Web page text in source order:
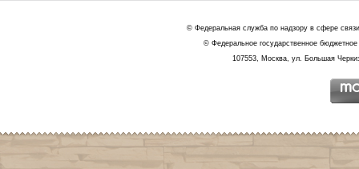
© Федеральная служба по надзору в сфере
© Федеральное государственное
107553, Москва, ул. Большая